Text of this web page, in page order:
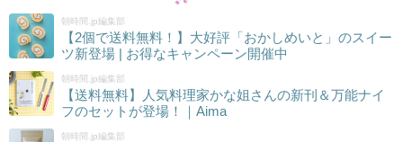
朝時間.jp編集部
【2個で送料無料！】大好評「おかしめいと」のスイー
ツ新登場 | お得なキャンペーン開催中
朝時間.jp編集部
【送料無料】人気料理家かな姐さんの新刊＆万能ナイ
フのセットが登場！｜Aima
朝時間.jp編集部